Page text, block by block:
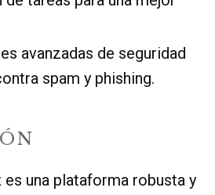
avanzadas de seguridad
spam y phishing.
es una plataforma robusta y